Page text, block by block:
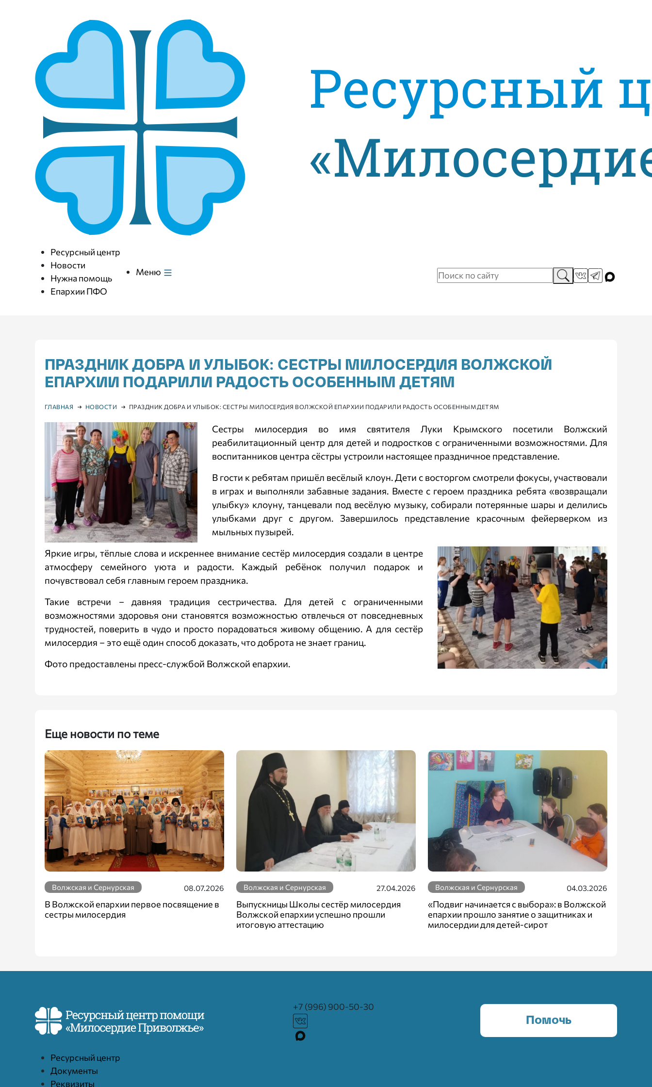
Ресурсный центр
Новости
Нужна помощь
Епархии ПФО
Меню
ПРАЗДНИК ДОБРА И УЛЫБОК: СЕСТРЫ МИЛОСЕРДИЯ ВОЛЖСКОЙ
ЕПАРХИИ ПОДАРИЛИ РАДОСТЬ ОСОБЕННЫМ ДЕТЯМ
ГЛАВНАЯ НОВОСТИ ПРАЗДНИК ДОБРА И УЛЫБОК: СЕСТРЫ МИЛОСЕРДИЯ ВОЛЖСКОЙ ЕПАРХИИ ПОДАРИЛИ РАДОСТЬ ОСОБЕННЫМ ДЕТЯМ
Сестры милосердия во имя святителя Луки Крымского посетили Волжский
реабилитационный центр для детей и подростков с ограниченными возможностями. Для
воспитанников центра сёстры устроили настоящее праздничное представление.
В гости к ребятам пришёл весёлый клоун. Дети с восторгом смотрели фокусы, участвовали
в играх и выполняли забавные задания. Вместе с героем праздника ребята «возвращали
улыбку» клоуну, танцевали под весёлую музыку, собирали потерянные шары и делились
улыбками друг с другом. Завершилось представление красочным фейерверком из
мыльных пузырей.
Яркие игры, тёплые слова и искреннее внимание сестёр милосердия создали в центре
атмосферу семейного уюта и радости. Каждый ребёнок получил подарок и
почувствовал себя главным героем праздника.
Такие встречи – давняя традиция сестричества. Для детей с ограниченными
возможностями здоровья они становятся возможностью отвлечься от повседневных
трудностей, поверить в чудо и просто порадоваться живому общению. А для сестёр
милосердия – это ещё один способ доказать, что доброта не знает границ.
Фото предоставлены пресс-службой Волжской епархии.
Еще новости по теме
Волжская и Сернурская 08.07.2026
В Волжской епархии первое посвящение в
сестры милосердия
Волжская и Сернурская 27.04.2026
Выпускницы Школы сестёр милосердия
Волжской епархии успешно прошли
итоговую аттестацию
Волжская и Сернурская 04.03.2026
«Подвиг начинается с выбора»: в Волжской
епархии прошло занятие о защитниках и
милосердии для детей-сирот
+7 (996) 900-50-30
Помочь
Ресурcный центр
Документы
Реквизиты